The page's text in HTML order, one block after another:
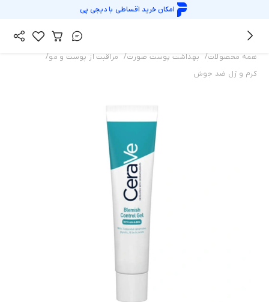
امکان خرید اقساطی بادیجی پی
همه محصولات/ بهداشت پوست صورت/ مراقبت از پوست و مو/
کرم و ژل ضد جوش